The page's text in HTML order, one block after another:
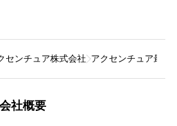
センチュア株式会社 アクセンチュア最新
会社概要